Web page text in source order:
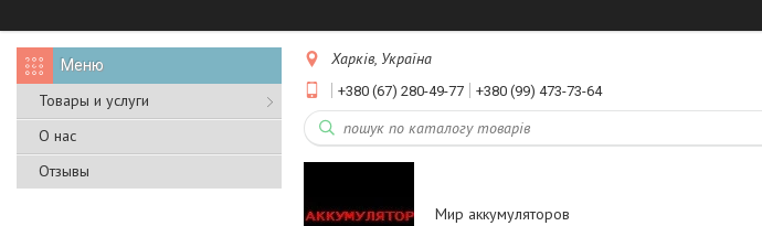
Товары и услуги
О нас
Отзывы
Харків, Україна
+380 (67) 280-49-77 +380 (99) 473-73-64
Мир аккумуляторов